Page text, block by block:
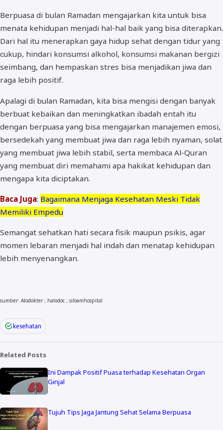
Berpuasa di bulan Ramadan mengajarkan kita untuk bisa
menata kehidupan menjadi hal-hal baik yang bisa diterapkan.
Dari hal itu menerapkan gaya hidup sehat dengan tidur yang
cukup, hindari konsumsi alkohol, konsumsi makanan bergizi
seimbang, dan hempaskan stres bisa menjadikan jiwa dan
raga lebih positif.
Apalagi di bulan Ramadan, kita bisa mengisi dengan banyak
berbuat kebaikan dan meningkatkan ibadah entah itu
dengan berpuasa yang bisa mengajarkan manajemen emosi,
bersedekah yang membuat jiwa dan raga lebih nyaman, solat
yang membuat jiwa lebih stabil, serta membaca Al-Quran
yang membuat diri memahami apa hakikat kehidupan dan
mengapa kita diciptakan.
Baca Juga: Bagaimana Menjaga Kesehatan Meski Tidak
Memiliki Empedu
Semangat sehatkan hati secara fisik maupun psikis, agar
momen lebaran menjadi hal indah dan menatap kehidupan
lebih menyenangkan.
sumber: Alodokter ; halodoc ; siloamhospital
kesehatan
Related Posts
Ini Dampak Positif Puasa terhadap Kesehatan Organ
Ginjal
Tujuh Tips Jaga Jantung Sehat Selama Berpuasa